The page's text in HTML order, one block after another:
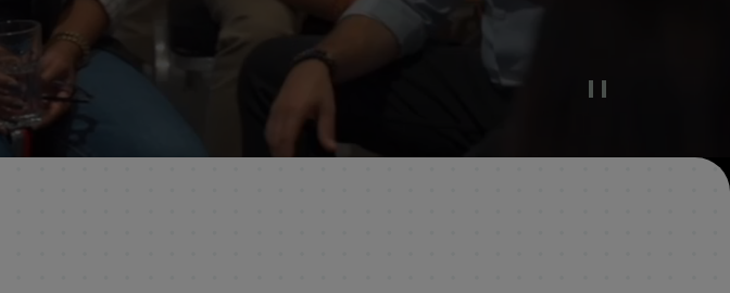
Pause Video